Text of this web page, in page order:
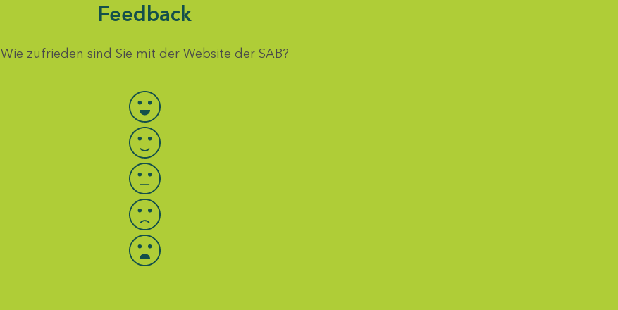
Feedback
Wie zufrieden sind Sie mit der Website der SAB?
Bewertung auswählen